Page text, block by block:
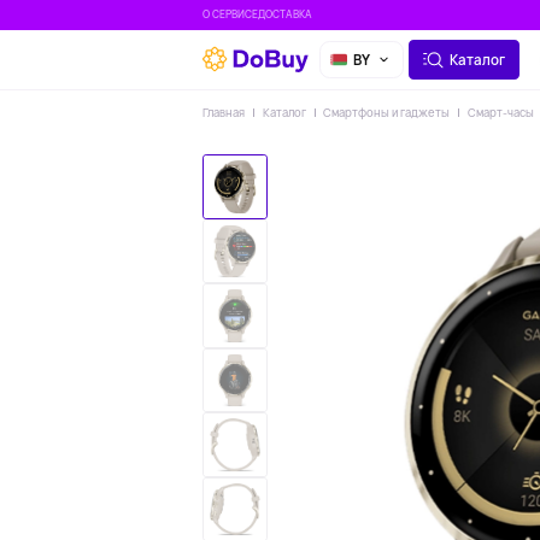
О СЕРВИСЕДОСТАВКА
BY Каталог
Главная Каталог Смартфоны и гаджеты Смарт-часы